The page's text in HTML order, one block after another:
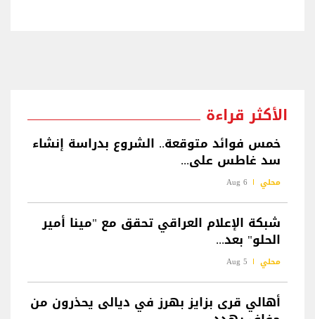
الأكثر قراءة
خمس فوائد متوقعة.. الشروع بدراسة إنشاء
سد غاطس على...
محلي 6 Aug
شبكة الإعلام العراقي تحقق مع "مينا أمير
الحلو" بعد...
محلي 5 Aug
أهالي قرى بزايز بهرز في ديالى يحذرون من